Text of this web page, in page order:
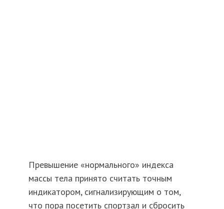
Превышение «нормального» индекса
массы тела принято считать точным
индикатором, сигнализирующим о том,
что пора посетить спортзал и сбросить